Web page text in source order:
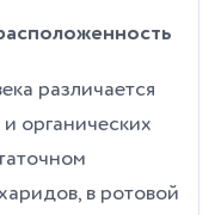
различается
органических
в ротовой